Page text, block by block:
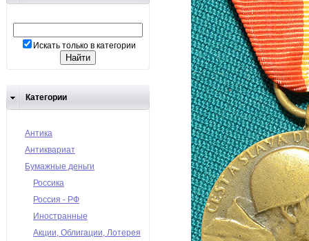
Искать только в категории
Категории
Антика
Антиквариат
Бумажные деньги
Россика
Россия - РФ
Иностранные
Акции, Облигации, Лотерея